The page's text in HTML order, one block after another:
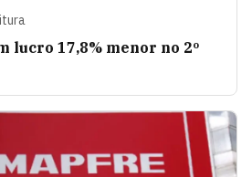
lucro 17,8% menor no 2º